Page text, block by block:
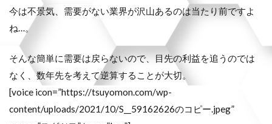
今は不景気、需要がない業界が沢山あるのは当たり前ですよ
ね…。
そんな簡単に需要は戻らないので、目先の利益を追うのでは
なく、数年先を考えて逆算することが大切。
[voice icon=”https://tsuyomon.com/wp-
content/uploads/2021/10/S__59162626のコピー.jpeg”